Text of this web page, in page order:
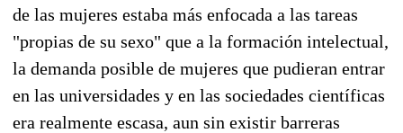
de las mujeres estaba más enfocada a las tareas
"propias de su sexo" que a la formación intelectual,
la demanda posible de mujeres que pudieran entrar
en las universidades y en las sociedades científicas
era realmente escasa, aun sin existir barreras